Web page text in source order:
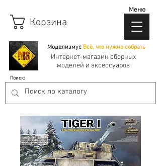
Моделизмус Всё, что нужно собрать
Корзина
Интернет-магазин сборных
моделей и аксессуаров
Поиск:
Меню